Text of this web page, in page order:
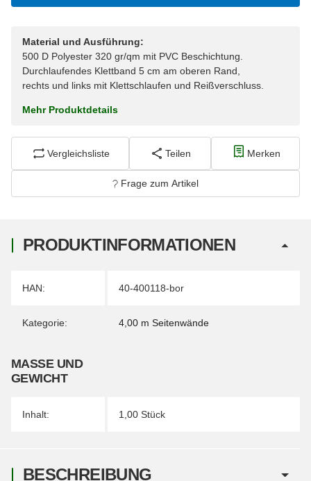
Material und Ausführung:
500 D Polyester 320 gr/qm mit PVC Beschichtung.
Durchlaufendes Klettband 5 cm am oberen Rand,
rechts und links mit Klettschlaufen und Reißverschluss.
Mehr Produktdetails
Vergleichsliste Teilen Merken
Frage zum Artikel
PRODUKTINFORMATIONEN
Produkteigenschaft
Wert
HAN: 40-400118-bor
Kategorie: 4,00 m Seitenwände
MASSE UND G
EWICHT
Inhalt: 1,00 Stück
BESCHREIBUNG